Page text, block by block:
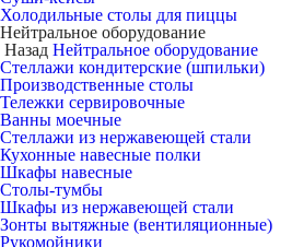
Холодильные столы для пиццы
Нейтральное оборудование
Назад Нейтральное оборудование
Стеллажи кондитерские (шпильки)
Производственные столы
Тележки сервировочные
Ванны моечные
Стеллажи из нержавеющей стали
Кухонные навесные полки
Шкафы навесные
Столы-тумбы
Шкафы из нержавеющей стали
Зонты вытяжные (вентиляционные)
Рукомойники